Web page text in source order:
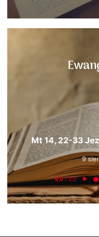
Mt 14, 22-33
9